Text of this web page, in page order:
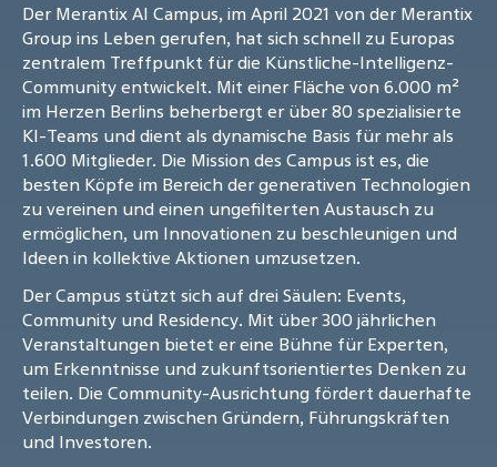
Der Merantix AI Campus, im April 2021 von der Merantix
Group ins Leben gerufen, hat sich schnell zu Europas
zentralem Treffpunkt für die Künstliche-Intelligenz-
Community entwickelt. Mit einer Fläche von 6.000 m²
im Herzen Berlins beherbergt er über 80 spezialisierte
KI-Teams und dient als dynamische Basis für mehr als
1.600 Mitglieder. Die Mission des Campus ist es, die
besten Köpfe im Bereich der generativen Technologien
zu vereinen und einen ungefilterten Austausch zu
ermöglichen, um Innovationen zu beschleunigen und
Ideen in kollektive Aktionen umzusetzen.
Der Campus stützt sich auf drei Säulen: Events,
Community und Residency. Mit über 300 jährlichen
Veranstaltungen bietet er eine Bühne für Experten,
um Erkenntnisse und zukunftsorientiertes Denken zu
teilen. Die Community-Ausrichtung fördert dauerhafte
Verbindungen zwischen Gründern, Führungskräften
und Investoren.